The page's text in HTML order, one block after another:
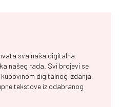
sva naša digitalna
našeg rada. Svi brojevi se
digitalnog izdanja,
tekstove iz odabranog